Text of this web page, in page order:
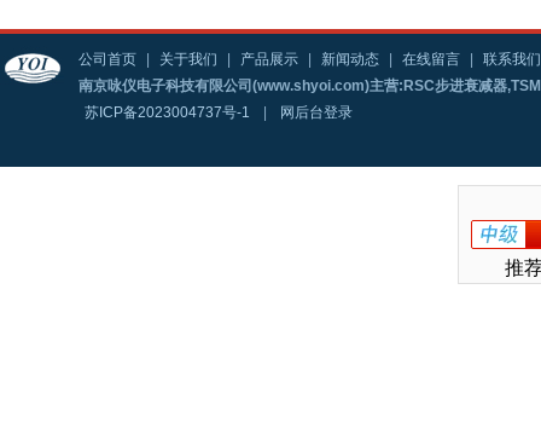
公司首页 关于我们 产品展示 新闻动态 在线留言
联系我们
南京咏仪电子科技有限公司(www.shyoi.com)主营:RSC步进衰减器
苏ICP备2023004737号-1
网后台登录
推